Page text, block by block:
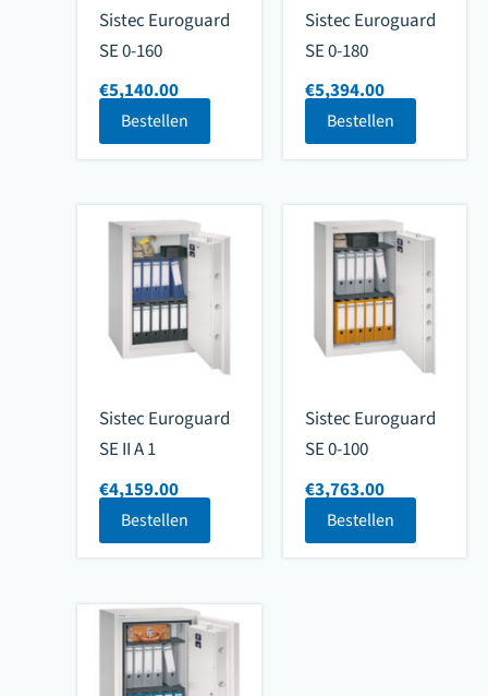
Sistec Euroguard
SE 0-160
€5,140.00
Bestellen
Sistec Euroguard
SE 0-180
€5,394.00
Bestellen
Sistec Euroguard
SE II A 1
€4,159.00
Bestellen
Sistec Euroguard
SE 0-100
€3,763.00
Bestellen